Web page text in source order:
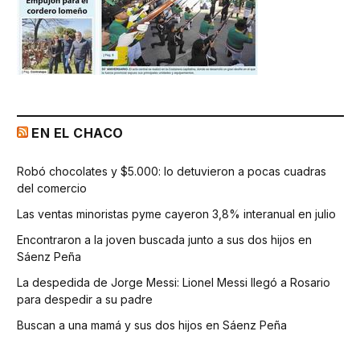
EN EL CHACO
Robó chocolates y $5.000: lo detuvieron a pocas cuadras
del comercio
Las ventas minoristas pyme cayeron 3,8% interanual en julio
Encontraron a la joven buscada junto a sus dos hijos en
Sáenz Peña
La despedida de Jorge Messi: Lionel Messi llegó a Rosario
para despedir a su padre
Buscan a una mamá y sus dos hijos en Sáenz Peña